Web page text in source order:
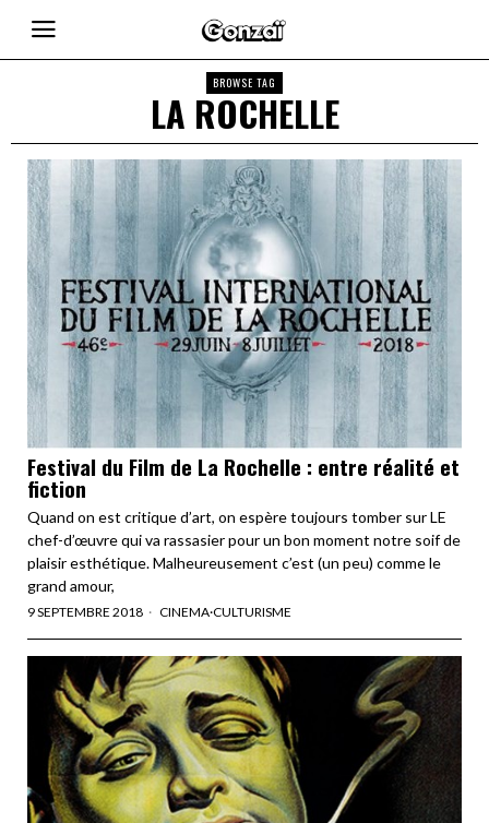
BROWSE TAG
LA ROCHELLE
Festival du Film de La Rochelle : entre réalité et
fiction
Quand on est critique d’art, on espère toujours tomber sur LE
chef-d’œuvre qui va rassasier pour un bon moment notre soif de
plaisir esthétique. Malheureusement c’est (un peu) comme le
grand amour,
9 SEPTEMBRE 2018 CINEMA·CULTURISME